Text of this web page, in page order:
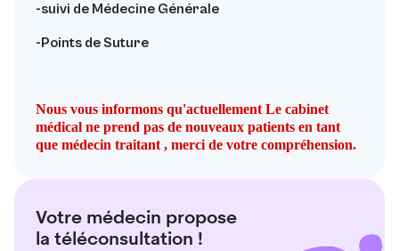
-suivi de Médecine Générale
-Points de Suture
Nous vous informons qu'actuellement Le cabinet
médical ne prend pas de nouveaux patients en tant
que médecin traitant , merci de votre compréhension.
Votre médecin propose
la téléconsultation !